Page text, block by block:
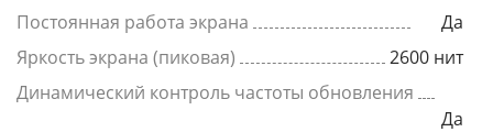
Постоянная работа экрана
Да
Яркость экрана (пиковая)
2600 нит
Динамический контроль частоты обновления
Да